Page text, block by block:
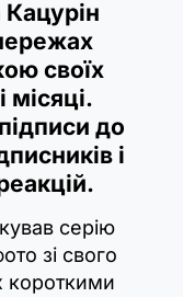
своїх
місяці.
до
і
серію
зі свого
короткими